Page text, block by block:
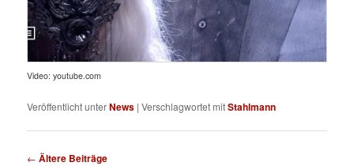
Video: youtube.com
Veröffentlicht unterNews |Verschlagwortet mitStahlmann
Beitragsnavigation
← Ältere Beiträge